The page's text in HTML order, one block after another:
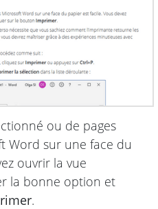
ou de pages
Word sur une face du
ouvrir la vue
la bonne option et
.